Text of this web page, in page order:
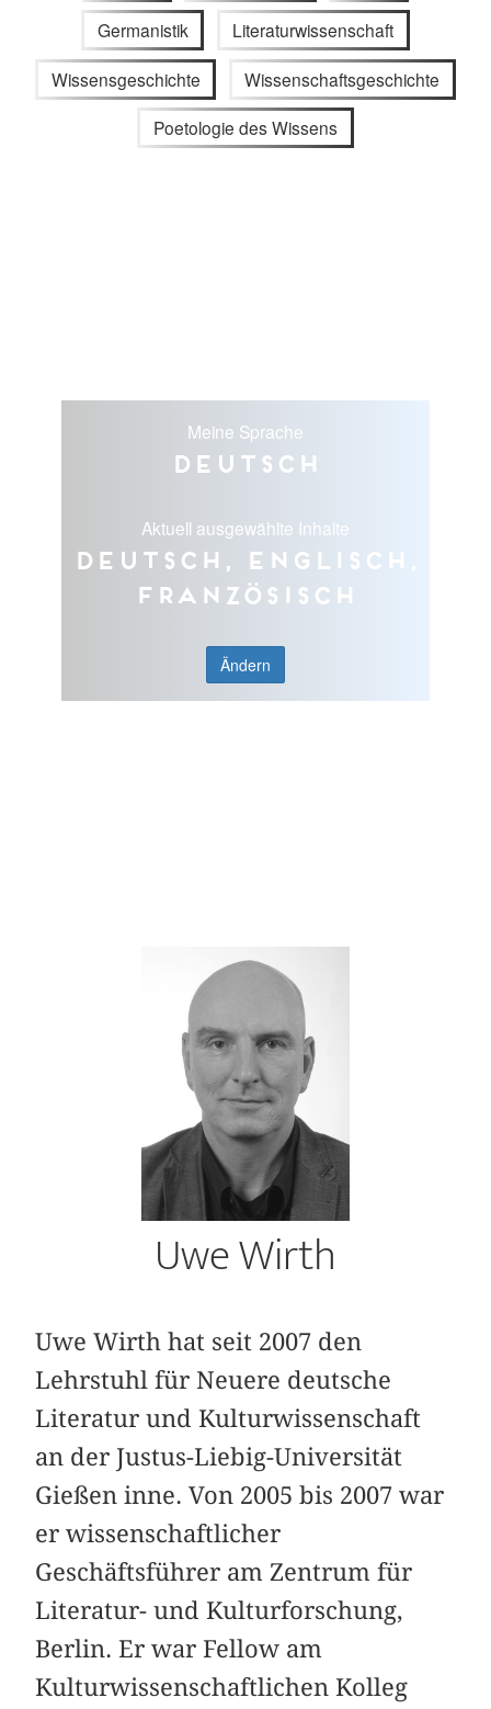
Germanistik Literaturwissenschaft
Wissensgeschichte Wissenschaftsgeschichte
Poetologie des Wissens
Meine Sprache
Deutsch
Aktuell ausgewählte Inhalte
Deutsch, Englisch,
Französisch
Ändern
Uwe Wirth
Uwe Wirth hat seit 2007 den
Lehrstuhl für Neuere deutsche
Literatur und Kulturwissenschaft
an der Justus-Liebig-Universität
Gießen inne. Von 2005 bis 2007 war
er wissenschaftlicher
Geschäftsführer am Zentrum für
Literatur- und Kulturforschung,
Berlin. Er war Fellow am
Kulturwissenschaftlichen Kolleg